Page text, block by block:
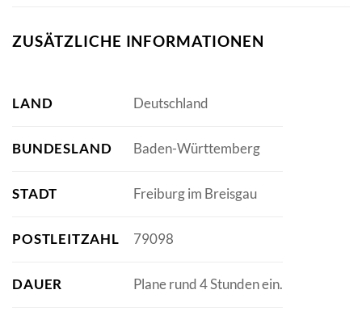
ZUSÄTZLICHE INFORMATIONEN
LAND Deutschland
BUNDESLAND Baden-Württemberg
STADT Freiburg im Breisgau
POSTLEITZAHL 79098
DAUER Plane rund 4 Stunden ein.